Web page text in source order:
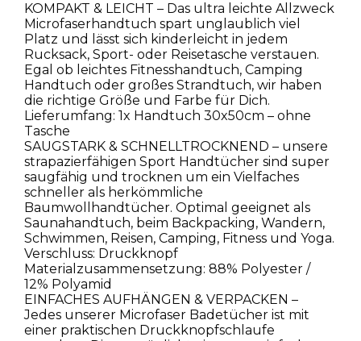
KOMPAKT & LEICHT – Das ultra leichte Allzweck
Microfaserhandtuch spart unglaublich viel
Platz und lässt sich kinderleicht in jedem
Rucksack, Sport- oder Reisetasche verstauen.
Egal ob leichtes Fitnesshandtuch, Camping
Handtuch oder großes Strandtuch, wir haben
die richtige Größe und Farbe für Dich.
Lieferumfang: 1x Handtuch 30x50cm – ohne
Tasche
SAUGSTARK & SCHNELLTROCKNEND – unsere
strapazierfähigen Sport Handtücher sind super
saugfähig und trocknen um ein Vielfaches
schneller als herkömmliche
Baumwollhandtücher. Optimal geeignet als
Saunahandtuch, beim Backpacking, Wandern,
Schwimmen, Reisen, Camping, Fitness und Yoga.
Verschluss: Druckknopf
Materialzusammensetzung: 88% Polyester /
12% Polyamid
EINFACHES AUFHÄNGEN & VERPACKEN –
Jedes unserer Microfaser Badetücher ist mit
einer praktischen Druckknopfschlaufe